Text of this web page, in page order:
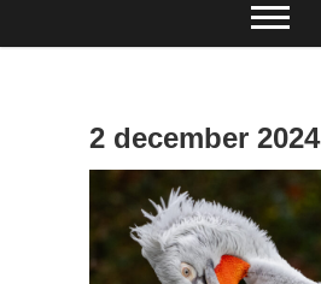
2 december 2024